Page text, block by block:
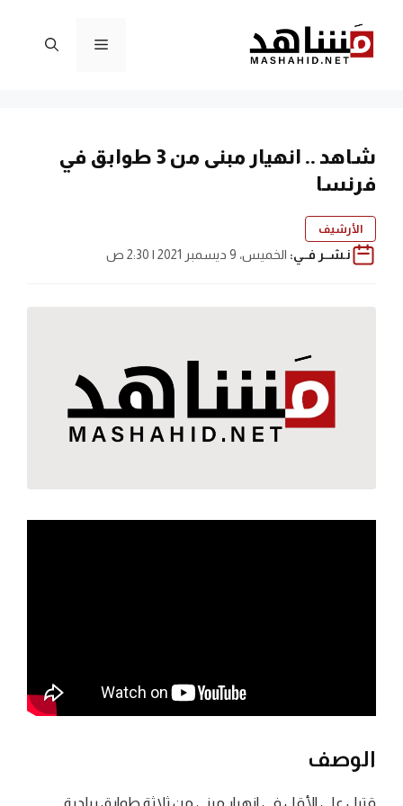
المحتوى
القائمة
شاهد .. انهيار مبنى من 3 طوابق في
فرنسا
الأرشيف
نـشــر فــي: الخميس، 9 ديسمبر 2021 | 2:30 ص
الوصف
قتيل على الأقل في انهيار مبنى من ثلاثة طوابق ببلدية